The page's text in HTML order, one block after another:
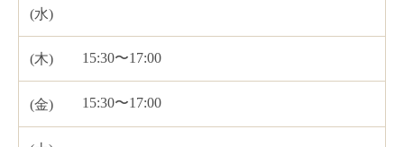
15:30〜17:00
15:30〜17:00